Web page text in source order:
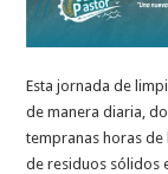
Esta jornada de
de manera diaria,
tempranas horas
de residuos sólidos